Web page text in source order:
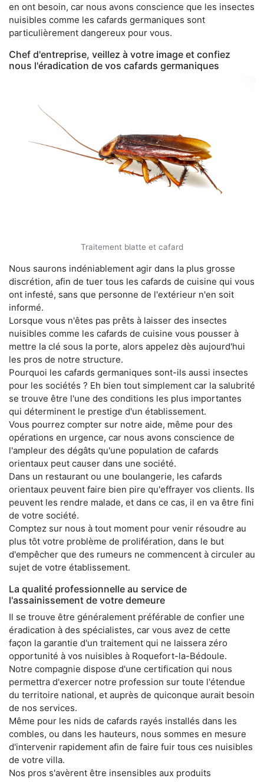
en ont besoin, car nous avons conscience que les insectes
nuisibles comme les cafards germaniques sont
particulièrement dangereux pour vous.
Chef d'entreprise, veillez à votre image et confiez
nous l'éradication de vos cafards germaniques
Traitement blatte et cafard
Nous saurons indéniablement agir dans la plus grosse
discrétion, afin de tuer tous les cafards de cuisine qui vous
ont infesté, sans que personne de l'extérieur n'en soit
informé.
Lorsque vous n'êtes pas prêts à laisser des insectes
nuisibles comme les cafards de cuisine vous pousser à
mettre la clé sous la porte, alors appelez dès aujourd'hui
les pros de notre structure.
Pourquoi les cafards germaniques sont-ils aussi insectes
pour les sociétés ? Eh bien tout simplement car la salubrité
se trouve être l'une des conditions les plus importantes
qui déterminent le prestige d'un établissement.
Vous pourrez compter sur notre aide, même pour des
opérations en urgence, car nous avons conscience de
l'ampleur des dégâts qu'une population de cafards
orientaux peut causer dans une société.
Dans un restaurant ou une boulangerie, les cafards
orientaux peuvent faire bien pire qu'effrayer vos clients. Ils
peuvent les rendre malade, et dans ce cas, il en va être fini
de votre société.
Comptez sur nous à tout moment pour venir résoudre au
plus tôt votre problème de prolifération, dans le but
d'empêcher que des rumeurs ne commencent à circuler au
sujet de votre établissement.
La qualité professionnelle au service de
l'assainissement de votre demeure
Il se trouve être généralement préférable de confier une
éradication à des spécialistes, car vous avez de cette
façon la garantie d'un traitement qui ne laissera zéro
opportunité à vos nuisibles à Roquefort-la-Bédoule.
Notre compagnie dispose d'une certification qui nous
permettra d'exercer notre profession sur toute l'étendue
du territoire national, et auprès de quiconque aurait besoin
de nos services.
Même pour les nids de cafards rayés installés dans les
combles, ou dans les hauteurs, nous sommes en mesure
d'intervenir rapidement afin de faire fuir tous ces nuisibles
de votre villa.
Nos pros s'avèrent être insensibles aux produits